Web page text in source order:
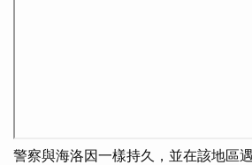
警察與海洛因一樣持久，並在該地區